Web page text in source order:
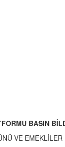
BASIN
VE